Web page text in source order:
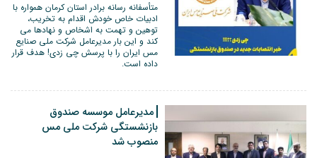
متأسفانه رسانه برادر استان کرمان همواره با
ادبیات خاص خودش اقدام به تخریب،
توهین و تهمت به اشخاص و نهادها می
کند و این بار مدیرعامل شرکت ملی صنایع
مس ایران را با پرسش چی زدی! هدف قرار
داده است.
مدیرعامل موسسه صندوق
بازنشستگی شرکت ملی مس
منصوب شد